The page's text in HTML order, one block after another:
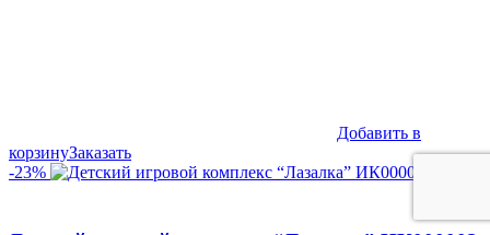
Добавить в
корзинуЗаказать
-23%